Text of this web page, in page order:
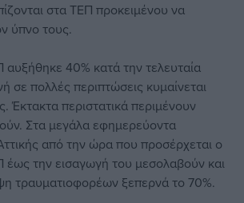
στα ΤΕΠ προκειμένου να
ύπνο τους.
40% κατά την τελευταία
σε πολλές περιπτώσεις κυμαίνεται
περιστατικά περιμένουν
Στα μεγάλα εφημερεύοντα
από την ώρα που προσέρχεται ο
την εισαγωγή του μεσολαβούν και
τραυματιοφορέων ξεπερνά το 70%.